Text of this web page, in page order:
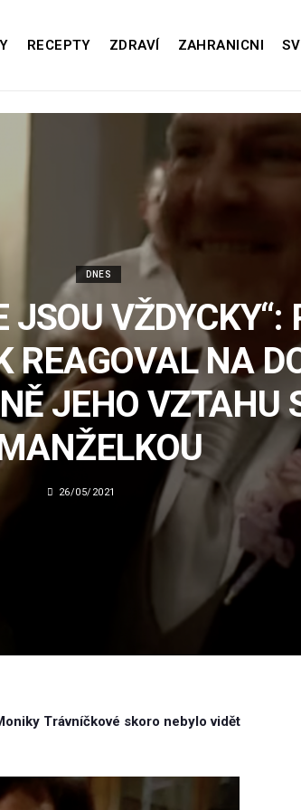
RECEPTY ZDRAVÍ ZAHRANICNI
DNES
JSOU VŽDYCKY“:
REAGOVAL NA
JEHO VZTAHU
26/05/2021
Trávníčkové skoro nebylo vidět